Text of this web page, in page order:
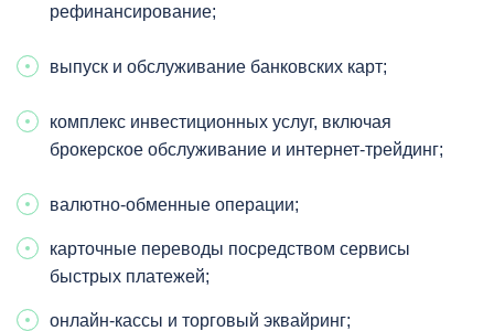
рефинансирование;
выпуск и обслуживание банковских карт;
комплекс инвестиционных услуг, включая
брокерское обслуживание и интернет-трейдинг;
валютно-обменные операции;
карточные переводы посредством сервисы
быстрых платежей;
онлайн-кассы и торговый эквайринг;